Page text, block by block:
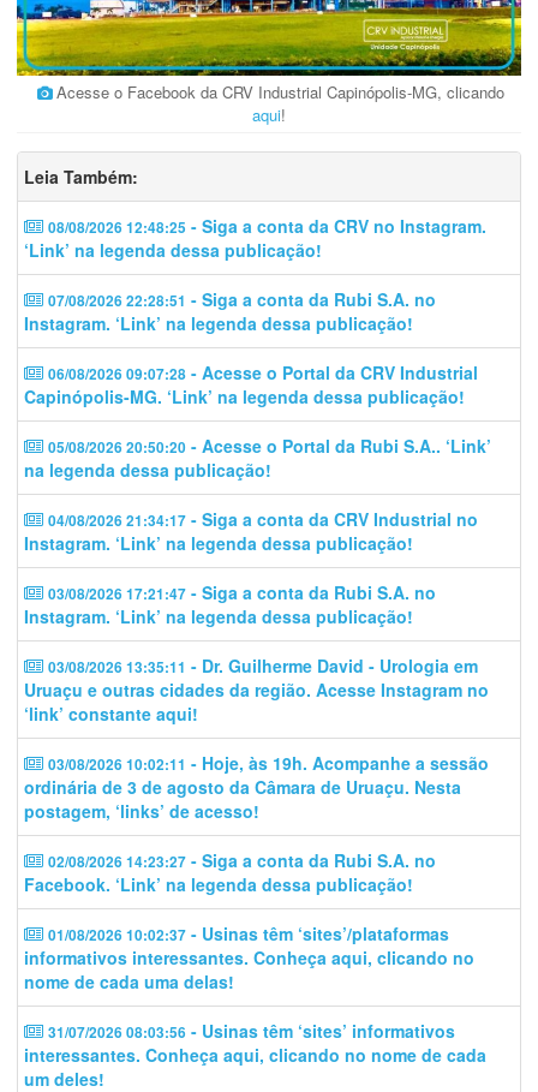
Acesse o Facebook da CRV Industrial Capinópolis-MG, clicando
aqui!
Leia Também:
08/08/2026 12:48:25 - Siga a conta da CRV no Instagram.
‘Link’ na legenda dessa publicação!
07/08/2026 22:28:51 - Siga a conta da Rubi S.A. no
Instagram. ‘Link’ na legenda dessa publicação!
06/08/2026 09:07:28 - Acesse o Portal da CRV Industrial
Capinópolis-MG. ‘Link’ na legenda dessa publicação!
05/08/2026 20:50:20 - Acesse o Portal da Rubi S.A.. ‘Link’
na legenda dessa publicação!
04/08/2026 21:34:17 - Siga a conta da CRV Industrial no
Instagram. ‘Link’ na legenda dessa publicação!
03/08/2026 17:21:47 - Siga a conta da Rubi S.A. no
Instagram. ‘Link’ na legenda dessa publicação!
03/08/2026 13:35:11 - Dr. Guilherme David - Urologia em
Uruaçu e outras cidades da região. Acesse Instagram no
‘link’ constante aqui!
03/08/2026 10:02:11 - Hoje, às 19h. Acompanhe a sessão
ordinária de 3 de agosto da Câmara de Uruaçu. Nesta
postagem, ‘links’ de acesso!
02/08/2026 14:23:27 - Siga a conta da Rubi S.A. no
Facebook. ‘Link’ na legenda dessa publicação!
01/08/2026 10:02:37 - Usinas têm ‘sites’/plataformas
informativos interessantes. Conheça aqui, clicando no
nome de cada uma delas!
31/07/2026 08:03:56 - Usinas têm ‘sites’ informativos
interessantes. Conheça aqui, clicando no nome de cada
um deles!